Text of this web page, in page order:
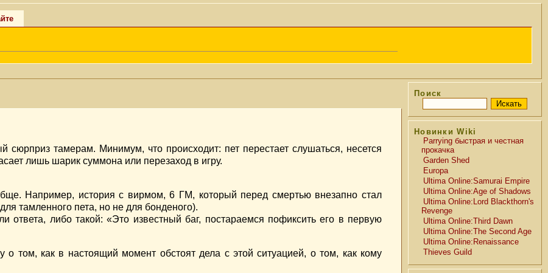
Поиск
Новинки Wiki
Parrying быстрая и честная
прокачка
Garden Shed
Europa
Ultima Online:Samurai Empire
Ultima Online:Age of Shadows
Ultima Online:Lord Blackthorn's
Revenge
Ultima Online:Third Dawn
Ultima Online:The Second Age
Ultima Online:Renaissance
Thieves Guild
сюрприз тамерам. Минимум, что происходит: пет перестает слушаться, несется
лишь шарик суммона или перезаход в игру.
Например, история с вирмом, 6 ГМ, который перед смертью внезапно стал
тамленного пета, но не для бонденого).
либо такой: «Это известный баг, постараемся пофиксить его в первую
том, как в настоящий момент обстоят дела с этой ситуацией, о том, как кому